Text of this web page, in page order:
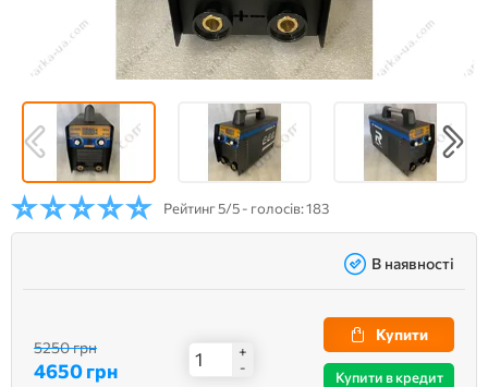
Рейтинг5/5 - голосів: 183
В наявності
5250 грн
4650 грн
+
-
Купити
Купити в кредит